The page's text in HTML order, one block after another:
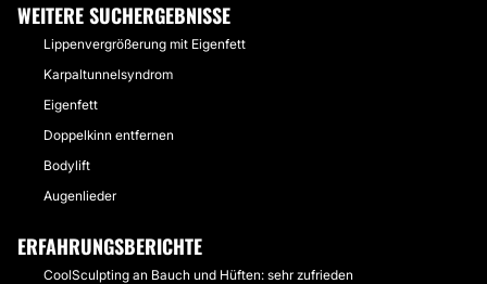
WEITERE SUCHERGEBNISSE
Lippenvergrößerung mit Eigenfett
Karpaltunnelsyndrom
Eigenfett
Doppelkinn entfernen
Bodylift
Augenlieder
ERFAHRUNGSBERICHTE
CoolSculpting an Bauch und Hüften: sehr zufrieden